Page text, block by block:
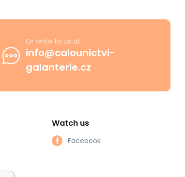
Or write to us at
info@calounictvi-
galanterie.cz
Watch us
Facebook